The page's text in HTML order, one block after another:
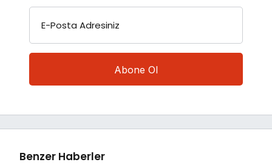
E-Posta Adresiniz
Benzer Haberler